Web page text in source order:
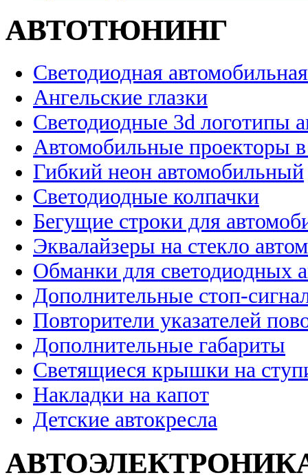
АВТОТЮНИНГ
Светодиодная
Ангельские глазки
Светодиодные 3d логотипы
Автомобильные проекторы
Гибкий неон автомобильный
Светодиодные колпачки
Бегущие строки для
Эквалайзеры на стекло
Обманки для светодиодных
Дополнительные стоп-
Повторители указателей
Дополнительные габариты
Светящиеся крышки на
Накладки на капот
Детские автокресла